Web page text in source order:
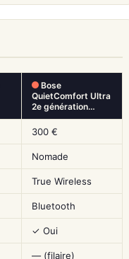
Bose
QuietComfort Ultra
2e génération…
300 €
Nomade
True Wireless
Bluetooth
✓ Oui
— (filaire)